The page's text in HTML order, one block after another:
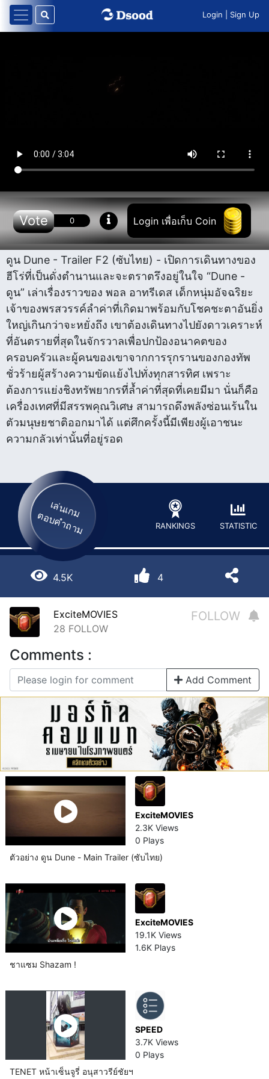
Login Sign Up
Vote 0 Login เพื่อเก็บ Coin
ดูน Dune - Trailer F2 (ซับไทย) - เปิดการเดินทางของ
ฮีโร่ที่เป็นดั่งตำนานและจะตราตรึงอยู่ในใจ “Dune -
ดูน” เล่าเรื่องราวของ พอล อาทรีเดส เด็กหนุ่มอัจฉริยะ
เจ้าของพรสวรรค์ลำค่าที่เกิดมาพร้อมกับโชคชะตาอันยิ่ง
ใหญ่เกินกว่าจะหยั่งถึง เขาต้องเดินทางไปยังดาวเคราะห์
ที่อันตรายที่สุดในจักรวาลเพื่อปกป้องอนาคตของ
ครอบครัวและผู้คนของเขาจากการรุกรานของกองทัพ
ชั่วร้ายผู้สร้างความขัดแย้งไปทั่งทุกสารทิศ เพราะ
ต้องการแย่งชิงทรัพยากรที่ล้ำค่าที่สุดที่เคยมีมา นั่นก็คือ
เครื่องเทศที่มีสรรพคุณวิเศษ สามารถดึงพลังซ่อนเร้นใน
ตัวมนุษยชาติออกมาได้ แต่ศึกครั้งนี้มีเพียงผู้เอาชนะ
ความกลัวเท่านั้นที่อยู่รอด
เล่นเกม
ตอบคำถาม RANKINGS STATISTIC
4.5K 4
ExciteMOVIES
28 FOLLOW
FOLLOW
Comments :
Add Comment
ExciteMOVIES
2.3K Views
0 Plays
ตัวอย่าง ดูน Dune - Main Trailer (ซับไทย)
ExciteMOVIES
19.1K Views
1.6K Plays
ชาแซม Shazam !
SPEED
3.7K Views
0 Plays
TENET หน้าเซ็นจูรี่ อนุสาวรีย์ชัยฯ